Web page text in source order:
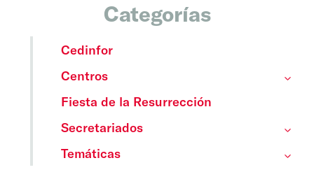
Categorías
Cedinfor
Centros
Fiesta de la Resurrección
Secretariados
Temáticas